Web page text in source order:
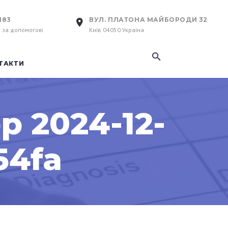
за допомогою
ВУЛ. ПЛАТОНА МАЙБОРОДИ 32
Київ 04050 Україна
2024-12-